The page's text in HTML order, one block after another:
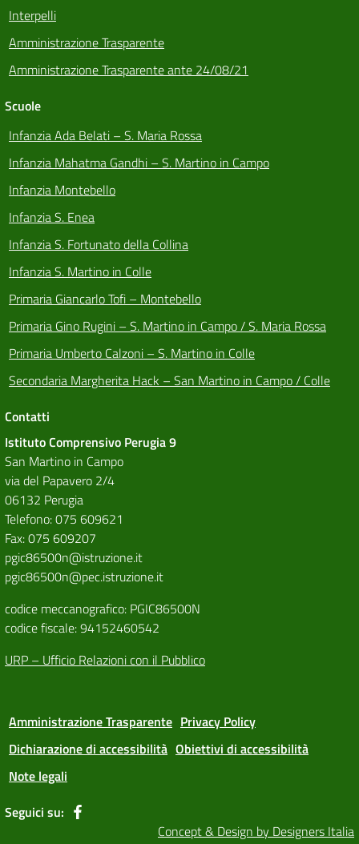
Interpelli
Amministrazione Trasparente
Amministrazione Trasparente ante 24/08/21
Scuole
Infanzia Ada Belati – S. Maria Rossa
Infanzia Mahatma Gandhi – S. Martino in Campo
Infanzia Montebello
Infanzia S. Enea
Infanzia S. Fortunato della Collina
Infanzia S. Martino in Colle
Primaria Giancarlo Tofi – Montebello
Primaria Gino Rugini – S. Martino in Campo / S. Maria Rossa
Primaria Umberto Calzoni – S. Martino in Colle
Secondaria Margherita Hack – San Martino in Campo / Colle
Contatti
Istituto Comprensivo Perugia 9
San Martino in Campo
via del Papavero 2/4
06132 Perugia
Telefono: 075 609621
Fax: 075 609207
pgic86500n@istruzione.it
pgic86500n@pec.istruzione.it
codice meccanografico: PGIC86500N
codice fiscale: 94152460542
URP – Ufficio Relazioni con il Pubblico
Amministrazione Trasparente Privacy Policy
Dichiarazione di accessibilità Obiettivi di accessibilità
Note legali
Seguici su:
Concept & Design by Designers Italia